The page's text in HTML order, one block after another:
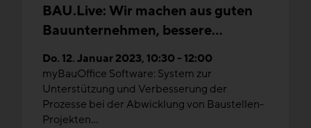
BAU.Live: Wir machen aus guten
Bauunternehmen, bessere
Bauunternehmen -
Prozessstandartisierung
Do. 12. Januar 2023, 10:30 - 12:00
myBauOffice Software: System zur
Unterstützung und Verbesserung der
Prozesse bei der Abwicklung von Baustellen-
Projekten...